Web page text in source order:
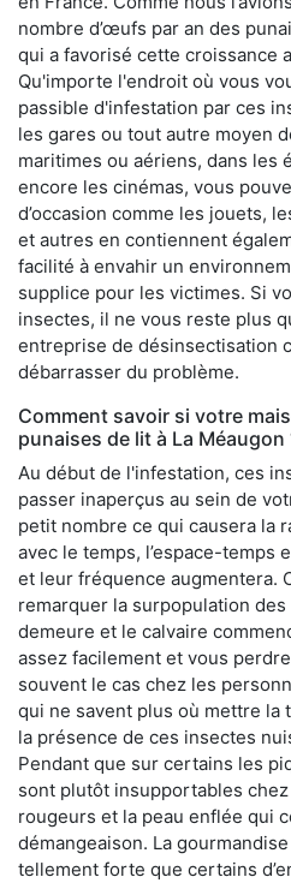
nombre d’œufs par an des
qui a favorisé cette croissance
Qu'importe l'endroit où vous
passible d'infestation par ces
les gares ou tout autre moyen
maritimes ou aériens, dans les
encore les cinémas, vous
d’occasion comme les jouets,
et autres en contiennent
facilité à envahir un
supplice pour les victimes. Si
insectes, il ne vous reste plus
entreprise de désinsectisation
débarrasser du problème.
Comment savoir si votre
punaises de lit à La Méaugon
Au début de l'infestation, ces
passer inaperçus au sein de
petit nombre ce qui causera la
avec le temps, l’espace-temps
et leur fréquence augmentera.
remarquer la surpopulation
demeure et le calvaire
assez facilement et vous
souvent le cas chez les
qui ne savent plus où mettre la
la présence de ces insectes
Pendant que sur certains les
sont plutôt insupportables chez
rougeurs et la peau enflée qui
démangeaison. La
tellement forte que certains